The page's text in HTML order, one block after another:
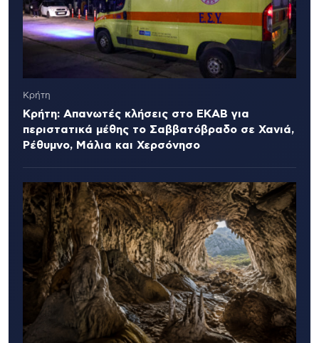
Κρήτη
Κρήτη: Απανωτές κλήσεις στο ΕΚΑΒ για
περιστατικά μέθης το Σαββατόβραδο σε Χανιά,
Ρέθυμνο, Μάλια και Χερσόνησο